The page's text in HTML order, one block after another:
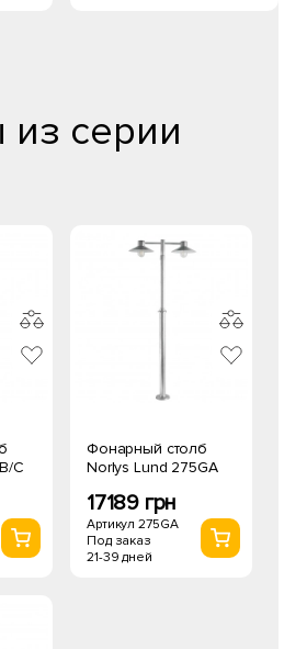
из серии
C
Фонарный столб
Norlys Lund 275GA
17189 грн
Артикул 275GA
Под заказ
21-39 дней